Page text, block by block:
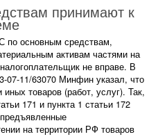
принимают к
по основным средствам,
активам частями на
не вправе. В
07-11/63070 Минфин указал, что
товаров (работ, услуг). Так,
171 и пункта 1 статьи 172
на территории РФ товаров